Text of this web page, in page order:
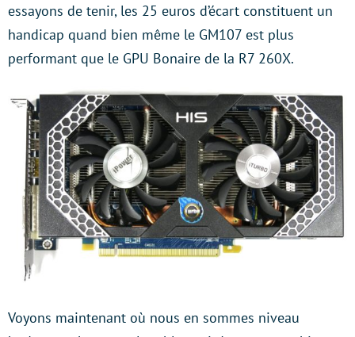
essayons de tenir, les 25 euros d’écart constituent un
handicap quand bien même le GM107 est plus
performant que le GPU Bonaire de la R7 260X.
Voyons maintenant où nous en sommes niveau